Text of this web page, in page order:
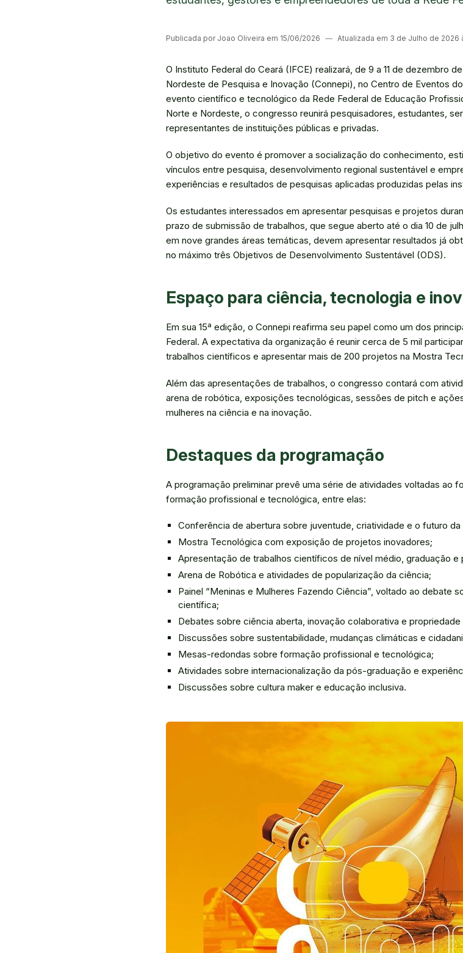
Publicada por Joao Oliveira em 15/06/2026 ― Atualizada em 3 de Julho de 2026
O Instituto Federal do Ceará (IFCE) realizará, de 9 a 11 de dezembro
Nordeste de Pesquisa e Inovação (Connepi), no Centro de Eventos
evento científico e tecnológico da Rede Federal de Educação
Norte e Nordeste, o congresso reunirá pesquisadores, estudantes,
representantes de instituições públicas e privadas.
O objetivo do evento é promover a socialização do conhecimento,
vínculos entre pesquisa, desenvolvimento regional sustentável e
experiências e resultados de pesquisas aplicadas produzidas pelas
Os estudantes interessados em apresentar pesquisas e projetos
prazo de submissão de trabalhos, que segue aberto até o dia 10 de
em nove grandes áreas temáticas, devem apresentar resultados já
no máximo três Objetivos de Desenvolvimento Sustentável (ODS).
Espaço para ciência, tecnologia e
Em sua 15ª edição, o Connepi reafirma seu papel como um dos
Federal. A expectativa da organização é reunir cerca de 5 mil
trabalhos científicos e apresentar mais de 200 projetos na Mostra
Além das apresentações de trabalhos, o congresso contará com
arena de robótica, exposições tecnológicas, sessões de pitch e
mulheres na ciência e na inovação.
Destaques da programação
A programação preliminar prevê uma série de atividades voltadas ao
formação profissional e tecnológica, entre elas:
Conferência de abertura sobre juventude, criatividade e o futuro da
Mostra Tecnológica com exposição de projetos inovadores;
Apresentação de trabalhos científicos de nível médio, graduação e
Arena de Robótica e atividades de popularização da ciência;
Painel “Meninas e Mulheres Fazendo Ciência”, voltado ao debate
científica;
Debates sobre ciência aberta, inovação colaborativa e propriedade
Discussões sobre sustentabilidade, mudanças climáticas e
Mesas-redondas sobre formação profissional e tecnológica;
Atividades sobre internacionalização da pós-graduação e
Discussões sobre cultura maker e educação inclusiva.